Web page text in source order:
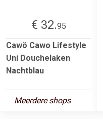
€ 32.95
Cawö Cawo Lifestyle
Uni Douchelaken
Nachtblau
Meerdere shops